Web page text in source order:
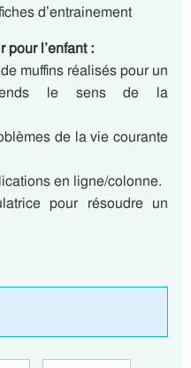
d’entrainement
pour l’enfant :
muffins réalisés pour un
le sens de la
de la vie courante
en ligne/colonne.
pour résoudre un